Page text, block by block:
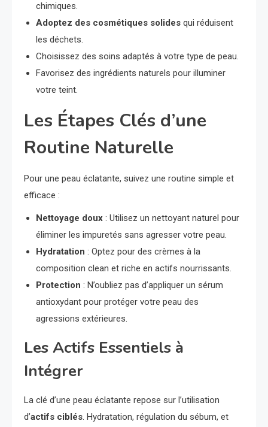
chimiques.
Adoptez des cosmétiques solides qui réduisent
les déchets.
Choisissez des soins adaptés à votre type de peau.
Favorisez des ingrédients naturels pour illuminer
votre teint.
Les Étapes Clés d’une
Routine Naturelle
Pour une peau éclatante, suivez une routine simple et
efficace :
Nettoyage doux : Utilisez un nettoyant naturel pour
éliminer les impuretés sans agresser votre peau.
Hydratation : Optez pour des crèmes à la
composition clean et riche en actifs nourrissants.
Protection : N’oubliez pas d’appliquer un sérum
antioxydant pour protéger votre peau des
agressions extérieures.
Les Actifs Essentiels à
Intégrer
La clé d’une peau éclatante repose sur l’utilisation
d’actifs ciblés. Hydratation, régulation du sébum, et